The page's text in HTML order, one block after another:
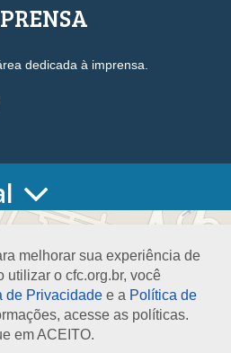
melhorar sua experiência de
utilizar o cfc.org.br, você
de Privacidade e a Política de
acesse as políticas.
em ACEITO.
dedicada à imprensa.